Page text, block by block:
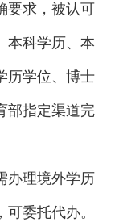
求，被认可
本科学历、本
历学位、博士
部指定渠道完
理境外学历
委托代办。